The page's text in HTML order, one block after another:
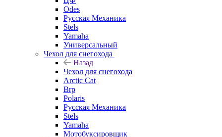
Odes
Русская Механика
Stels
Yamaha
Универсальный
Чехол для снегохода
Назад
Чехол для снегохода
Arctic Cat
Brp
Polaris
Русская Механика
Stels
Yamaha
Мотобуксировщик